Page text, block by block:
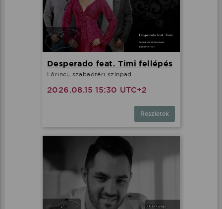
Desperado feat. Timi fellépés
Lőrinci, szabadtéri színpad
2026.08.15 15:30 UTC+2
Részletek